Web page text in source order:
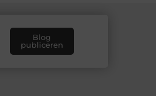
Blog
publiceren